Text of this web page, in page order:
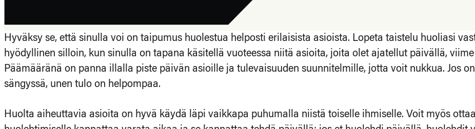
Hyväksy se, että sinulla voi on taipumus huolestua helposti erilaisista asioista. Lopeta taistelu huoliasi
hyödyllinen silloin, kun sinulla on tapana käsitellä vuoteessa niitä asioita, joita olet ajatellut päivällä,
Päämääränä on panna illalla piste päivän asioille ja tulevaisuuden suunnitelmille, jotta voit nukkua. Jos
sängyssä, unen tulo on helpompaa.
Huolta aiheuttavia asioita on hyvä käydä läpi vaikkapa puhumalla niistä toiselle ihmiselle. Voit myös